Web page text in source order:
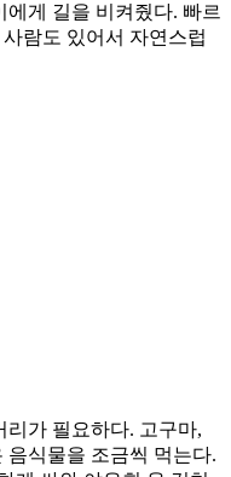
게 길을 비켜줬다. 빠르
람도 있어서 자연스럽
가 필요하다. 고구마,
음식물을 조금씩 먹는다.